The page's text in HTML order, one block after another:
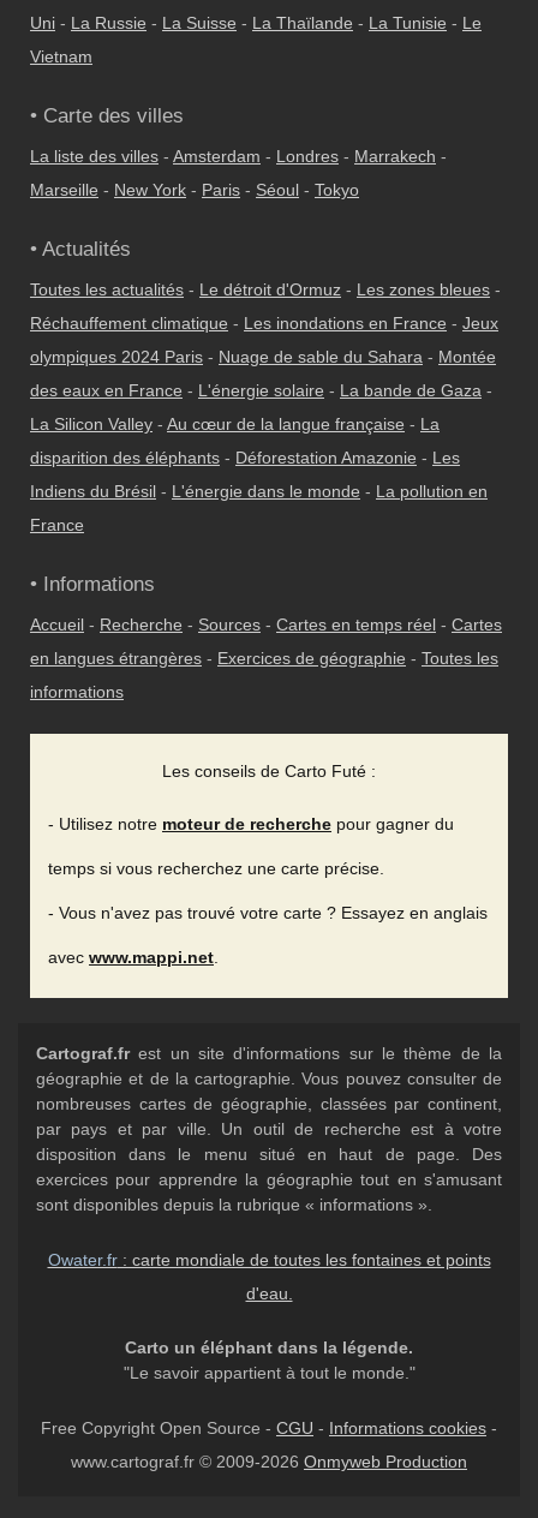
Uni - La Russie - La Suisse - La Thaïlande - La Tunisie - Le
Vietnam
• Carte des villes
La liste des villes - Amsterdam - Londres - Marrakech -
Marseille - New York - Paris - Séoul - Tokyo
• Actualités
Toutes les actualités - Le détroit d'Ormuz - Les zones bleues -
Réchauffement climatique - Les inondations en France - Jeux
olympiques 2024 Paris - Nuage de sable du Sahara - Montée
des eaux en France - L'énergie solaire - La bande de Gaza -
La Silicon Valley - Au cœur de la langue française - La
disparition des éléphants - Déforestation Amazonie - Les
Indiens du Brésil - L'énergie dans le monde - La pollution en
France
• Informations
Accueil - Recherche - Sources - Cartes en temps réel - Cartes
en langues étrangères - Exercices de géographie - Toutes les
informations
Les conseils de Carto Futé :
- Utilisez notre moteur de recherche pour gagner du
temps si vous recherchez une carte précise.
- Vous n'avez pas trouvé votre carte ? Essayez en anglais
avec www.mappi.net
Cartograf.frest un site d'informations sur le thème de la
géographie et de la cartographie. Vous pouvez consulter de
nombreuses cartes de géographie, classées par continent,
par pays et par ville. Un outil de recherche est à votre
disposition dans le menu situé en haut de page. Des
exercices pour apprendre la géographie tout en s'amusant
sont disponibles depuis la rubrique « informations ».
Owater.fr: carte mondiale de toutes les fontaines et points
d'eau.
Carto un éléphant dans la légende.
"Le savoir appartient à tout le monde."
Free Copyright Open Source - CGU - Informations cookies -
www.cartograf.fr © 2009-2026 Onmyweb Production